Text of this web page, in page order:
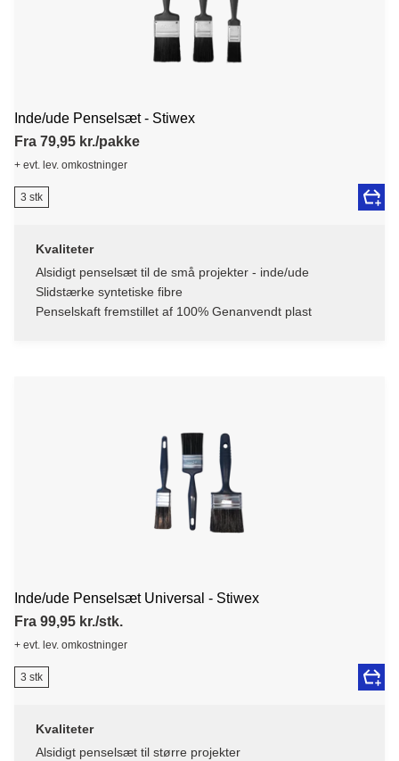
Inde/ude Penselsæt - Stiwex
Fra 79,95 kr./pakke
+ evt. lev. omkostninger
3 stk
Kvaliteter
Alsidigt penselsæt til de små projekter - inde/ude
Slidstærke syntetiske fibre
Penselskaft fremstillet af 100% Genanvendt plast
Inde/ude Penselsæt Universal - Stiwex
Fra 99,95 kr./stk.
+ evt. lev. omkostninger
3 stk
Kvaliteter
Alsidigt penselsæt til større projekter